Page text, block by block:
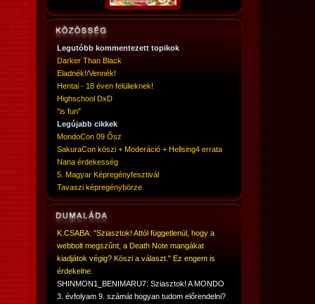
Legutóbb kommentezett topikok
Darker Than Black
Eladnék!/Vennék!
Hentai - 18 éven felülieknek!
Highschool DxD
"is fun"
Legújabb cikkek
MondoCon 09 Ősz
SakuraCon köszi + Moderáció + Hellsing4 errata
Nana érdekesség
5. Magyar Képregényfesztivál
Tavaszi képregénybörze
K.CSABA: "Sziasztok! Attól függetlenül, hogy a
webbolt megszűnt, a Death Note mangákat
kiadjátok végig? Köszi a választ." Ez engem is
érdekelne.
SHINMON1_BENIMARU7: Sziasztok! A MONDO
3. évfolyam 9. számát hogyan tudom előrendelni?